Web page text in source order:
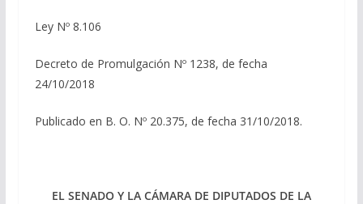
Ley Nº 8.106
Decreto de Promulgación Nº 1238, de fecha
24/10/2018
Publicado en B. O. Nº 20.375, de fecha 31/10/2018.
EL SENADO Y LA CÁMARA DE DIPUTADOS DE LA